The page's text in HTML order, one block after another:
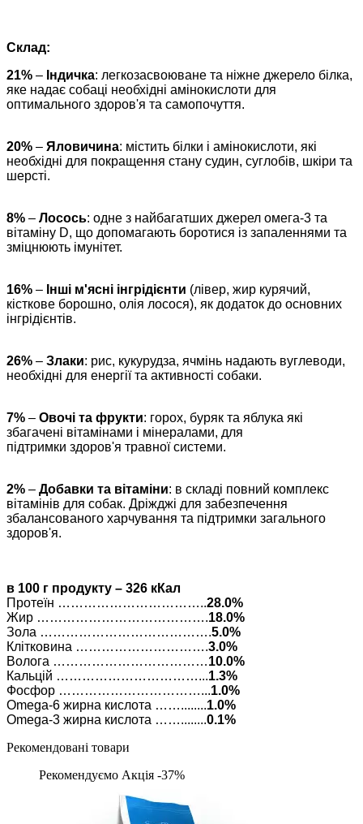
Склад:
21% – Індичка: легкозасвоюване та ніжне джерело білка,
яке надає собаці необхідні амінокислоти для
оптимального здоров'я та самопочуття.
20% – Яловичина: містить білки і амінокислоти, які
необхідні для покращення стану судин, суглобів, шкіри та
шерсті.
8% – Лосось: одне з найбагатших джерел омега-3 та
вітаміну D, що допомагають боротися із запаленнями та
зміцнюють імунітет.
16% – Інші м'ясні інгрідієнти (лівер, жир курячий,
кісткове борошно, олія лосося), як додаток до основних
інгрідієнтів.
26% – Злаки: рис, кукурудза, ячмінь надають вуглеводи,
необхідні для енергії та активності собаки.
7% – Овочі та фрукти: горох, буряк та яблука які
збагачені вітамінами і мінералами, для
підтримки здоров'я травної системи.
2% – Добавки та вітаміни: в складі повний комплекс
вітамінів для собак. Дріжджі для забезпечення
збалансованого харчування та підтримки загального
здоров'я.
в 100 г продукту – 326 кКал
Протеїн ……………………………..28.0%
Жир ………………………………….18.0%
Зола ………………………………….5.0%
Клітковина ………………………….3.0%
Волога ………………………………10.0%
Кальцій ……………………………...1.3%
Фосфор ……………………………...1.0%
Omega-6 жирна кислота ……........1.0%
Omega-3 жирна кислота ……........0.1%
Рекомендовані товари
Рекомендуємо Акція -37%